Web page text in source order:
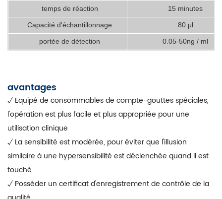
temps de réaction
15 minutes
Capacité d'échantillonnage 80 μl
portée de détection 0.05-50ng / ml
avantages
√ Equipé de consommables de compte-gouttes spéciales,
l'opération est plus facile et plus appropriée pour une
utilisation clinique
√ La sensibilité est modérée, pour éviter que l'illusion
similaire à une hypersensibilité est déclenchée quand il est
touché
√ Posséder un certificat d'enregistrement de contrôle de la